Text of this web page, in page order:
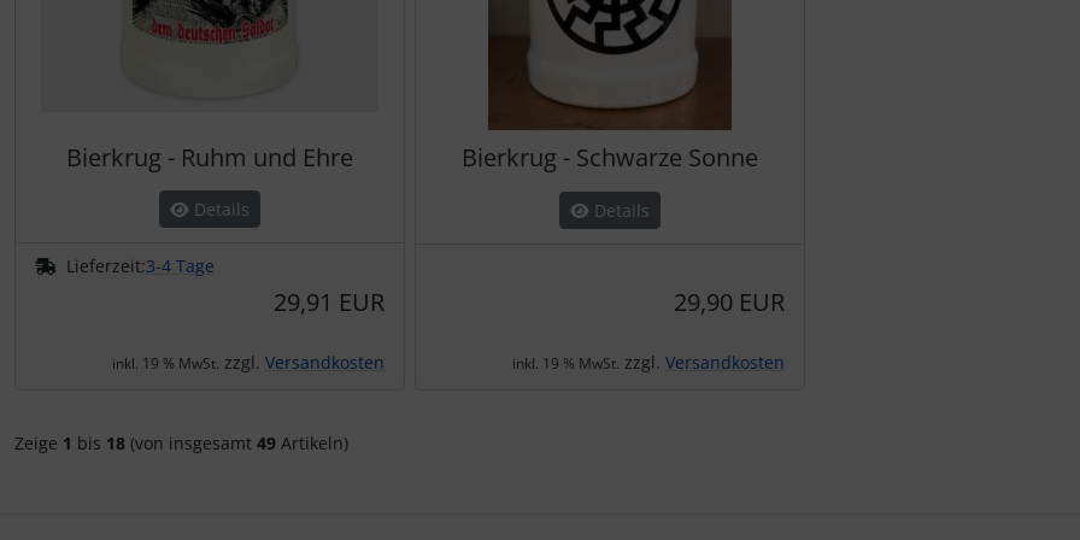
Bierkrug - Ruhm und Ehre
Details
Lieferzeit:3-4 Tage
29,91 EUR
inkl. 19 % MwSt. zzgl. Versandkosten
Bierkrug - Schwarze Sonne
Details
29,90 EUR
inkl. 19 % MwSt. zzgl. Versandkosten
Zeige 1 bis 18 (von insgesamt 49 Artikeln)